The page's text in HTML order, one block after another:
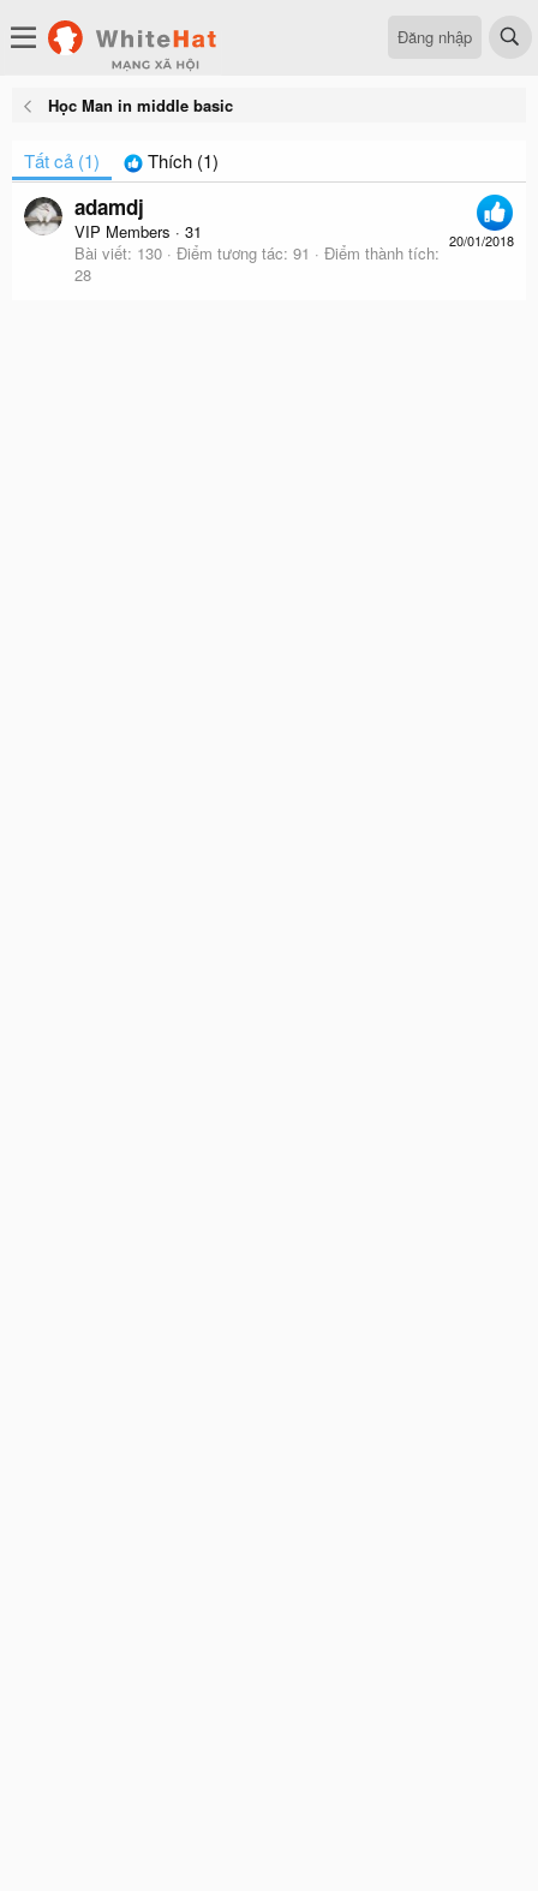
Đăng nhập
Học Man in middle basic
Tất cả (1) Thích (1)
20/01/2018
adamdj
VIP Members · 31
Bài viết 130 Điểm tương tác 91
Điểm thành tích
28